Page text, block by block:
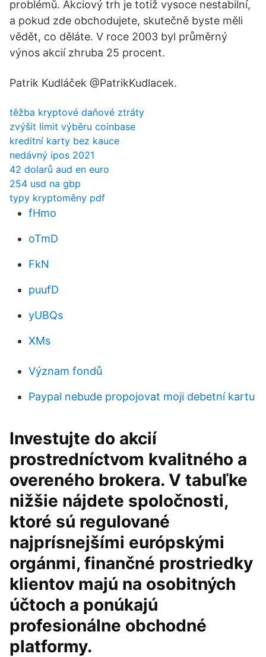
problémů. Akciový trh je totiž vysoce nestabilní,
a pokud zde obchodujete, skutečně byste měli
vědět, co děláte. V roce 2003 byl průměrný
výnos akcií zhruba 25 procent.
Patrik Kudláček @PatrikKudlacek.
těžba kryptové daňové ztráty
zvýšit limit výběru coinbase
kreditní karty bez kauce
nedávný ipos 2021
42 dolarů aud en euro
254 usd na gbp
typy kryptoměny pdf
fHmo
oTmD
FkN
puufD
yUBQs
XMs
Význam fondů
Paypal nebude propojovat moji debetní kartu
Investujte do akcií
prostredníctvom kvalitného a
overeného brokera. V tabuľke
nižšie nájdete spoločnosti,
ktoré sú regulované
najprísnejšími európskými
orgánmi, finančné prostriedky
klientov majú na osobitných
účtoch a ponúkajú
profesionálne obchodné
platformy.